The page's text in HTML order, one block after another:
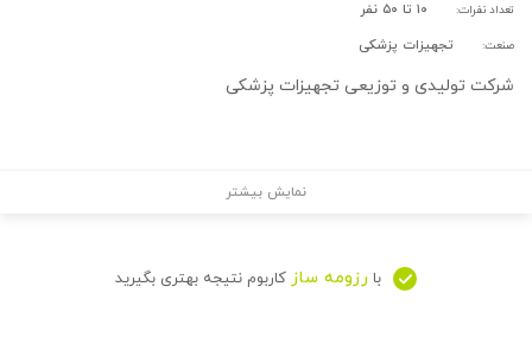
تعداد نفرات: ۱۰ تا ۵۰ نفر
صنعت: تجهیزات پزشکی
شرکت تولیدی و توزیعی تجهیزات پزشکی
نمایش بیشتر
با رزومه ساز کاربوم نتیجه بهتری بگیرید